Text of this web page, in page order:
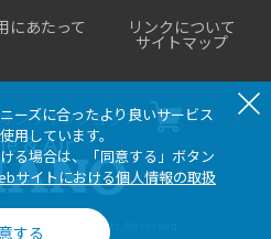
にあたって リンクについて
サイトマップ
ンラインショップ
All Rights Reserved.
ーズに合ったより良いサービス
用しています。
る場合は、「同意する」ボタン
サイトにおける個人情報の取扱
する